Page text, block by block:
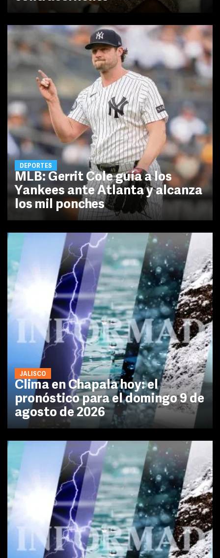
DEPORTES
MLB: Gerrit Cole guía a los
Yankees ante Atlanta y alcanza
los mil ponches
JALISCO
Clima en Chapala hoy: el
pronóstico para el domingo 9 de
agosto de 2026